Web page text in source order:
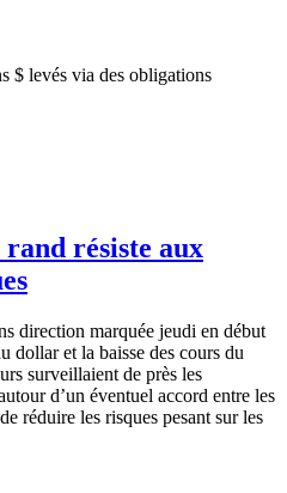
résiste aux
direction marquée jeudi en début
dollar et la baisse des cours du
surveillaient de près les
d’un éventuel accord entre les
réduire les risques pesant sur les